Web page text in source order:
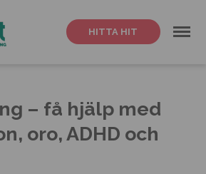
Meny
HITTA HIT
– få hjälp med
oro, ADHD och